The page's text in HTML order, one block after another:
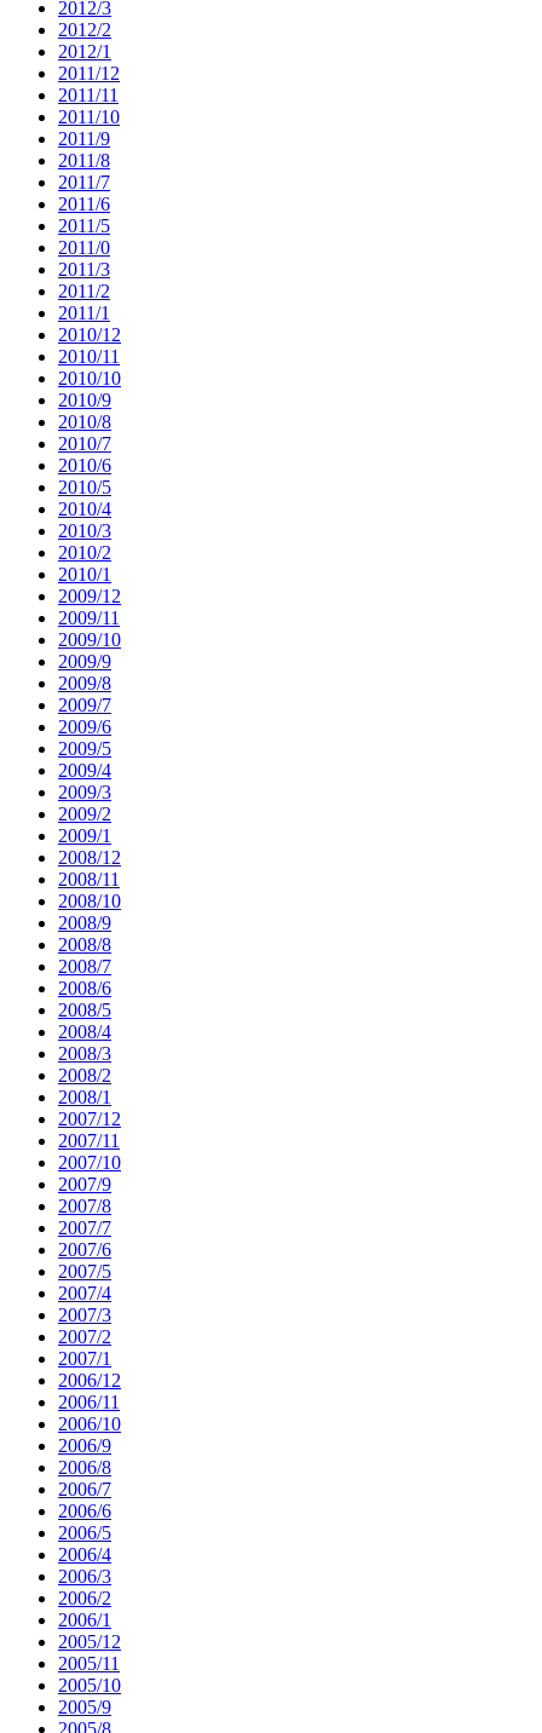
2012/3
2012/2
2012/1
2011/12
2011/11
2011/10
2011/9
2011/8
2011/7
2011/6
2011/5
2011/0
2011/3
2011/2
2011/1
2010/12
2010/11
2010/10
2010/9
2010/8
2010/7
2010/6
2010/5
2010/4
2010/3
2010/2
2010/1
2009/12
2009/11
2009/10
2009/9
2009/8
2009/7
2009/6
2009/5
2009/4
2009/3
2009/2
2009/1
2008/12
2008/11
2008/10
2008/9
2008/8
2008/7
2008/6
2008/5
2008/4
2008/3
2008/2
2008/1
2007/12
2007/11
2007/10
2007/9
2007/8
2007/7
2007/6
2007/5
2007/4
2007/3
2007/2
2007/1
2006/12
2006/11
2006/10
2006/9
2006/8
2006/7
2006/6
2006/5
2006/4
2006/3
2006/2
2006/1
2005/12
2005/11
2005/10
2005/9
2005/8